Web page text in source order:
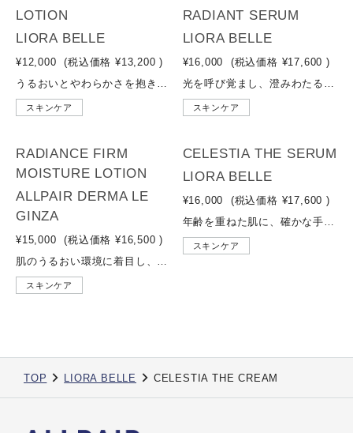
LOTION
LIORA BELLE
¥12,000 (税込価格 ¥13,200 )
うるおいとやわらかさを抱きこむ、光をまとうような肌印象へ。やさしいうるおいが浸透※1し、乾燥による肌のこわばりをやわらげる化粧水。 PDRN※2や植物由来の整肌成分や保湿成分をバランスよく配合し、肌のすみずみまで水分を届けてキープ。しっとりとなめらかな感触で、次に使うスキンケアのなじみをサポートします。乾燥しがちな肌にも心地よくなじみ、うるおいに満ちたハリ感のある印象へ。朝晩のスキンケアタイムに、肌と心をととのえる1本です。※1 角層まで ※2 加水分解DNA-Na
スキンケア
RADIANT SERUM
LIORA BELLE
¥16,000 (税込価格 ¥17,600 )
光を呼び覚まし、澄みわたる。本来の美しさを再生※1する、一滴の贅沢。あふれる美容情報から解き放たれ、あなたの肌が持つ「真実の輝き」へ。LIORA BELLEが掲げる『再生美容』とは、私たちが元々兼ね備えている、内側から発光するような美しさを呼び覚ますこと。肌の内部構造※2を見つめる先端の美容成分※3を凝縮したセラムが、まろやかに広がり、吸い付くように馴染む高貴なテクスチャーとともに、澄みわたる肌印象を叶えます。日々、自分自身と静かに対話する至福のトリートメントタイムを、その肌に。※1 元々兼ね備えている美しさを、日々のケアで健やかに保つこと ※2 角層のこと ※3 保湿、整肌成分のこと
スキンケア
RADIANCE FIRM
MOISTURE LOTION
ALLPAIR DERMA LE
GINZA
¥15,000 (税込価格 ¥16,500 )
肌のうるおい環境に着目し、角層までみずみずしさを届ける“受け入れやすさ”設計のモイスチャーローション。「肌水脈」※1に着目し、セラミド類似成分※2・ナイアシンアミド※3などをバランスよく配合。さらにナノ乳化技術による心地よい浸透感※4により、乾燥で乱れやすい肌を整えてキメをととのえ、しっとり感を保ちながら次のスキンケアのなじみもサポートします。※1 角層のうるおいが「抱え込み・ムラなく行き渡り・保たれる」状態を目指した設計思想 ※2 グルコシルセラミド（保湿成分として） ※3 保湿・整肌成分として ※4 角層まで
スキンケア
CELESTIA THE SERUM
LIORA BELLE
¥16,000 (税込価格 ¥17,600 )
年齢を重ねた肌に、確かな手応えを。肌にうるおいとハリ感を与える美容液。すみずみまで美容成分が浸透※し、やわらかくなめらかな肌に導きます。肌のキメを整え、透明感のある健やかな肌印象へ。年齢による肌のゆらぎにアプローチし、いきいきとした印象へと導きます。※角層まで
スキンケア
TOP LIORA BELLE CELESTIA THE CREAM